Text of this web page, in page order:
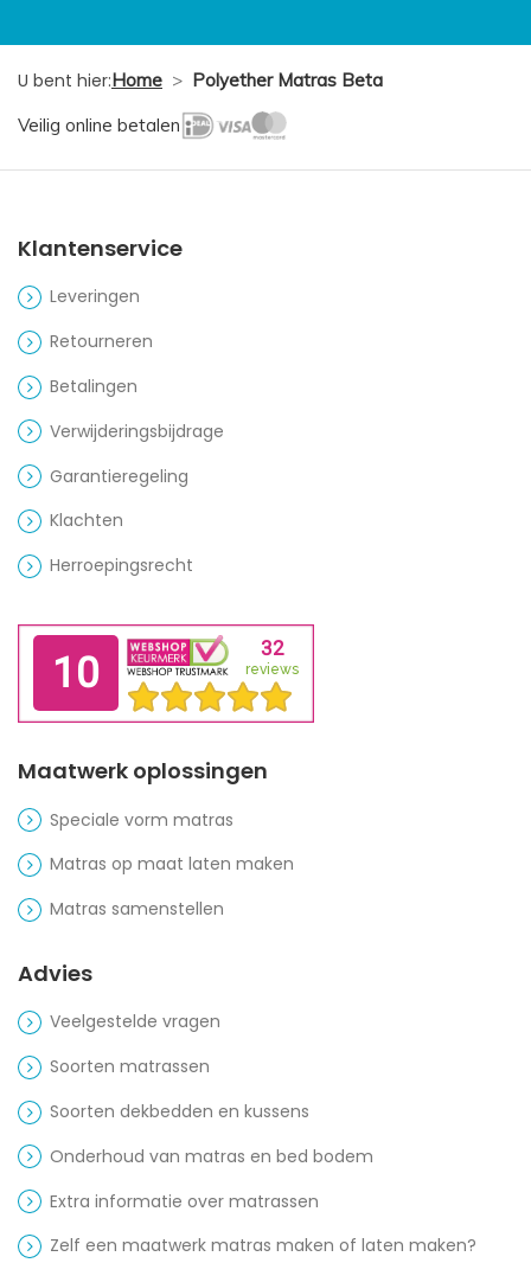
U bent hier:Home > Polyether Matras Beta
Veilig online betalen
Klantenservice
Leveringen
Retourneren
Betalingen
Verwijderingsbijdrage
Garantieregeling
Klachten
Herroepingsrecht
Maatwerk oplossingen
Speciale vorm matras
Matras op maat laten maken
Matras samenstellen
Advies
Veelgestelde vragen
Soorten matrassen
Soorten dekbedden en kussens
Onderhoud van matras en bed bodem
Extra informatie over matrassen
Zelf een maatwerk matras maken of laten maken?